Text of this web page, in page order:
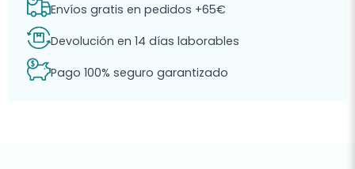
Envíos gratis en pedidos +65€
Devolución en 14 días laborables
Pago 100% seguro garantizado